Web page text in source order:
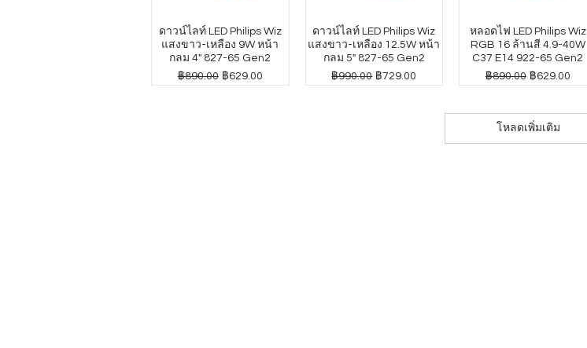
ดาวน์ไลท์ LED Philips Wiz
แสงขาว-เหลือง 9W หน้า
กลม 4" 827-65 Gen2
ราคาปกติ
฿890.00 ราคาขายลด
฿629.00
ดาวน์ไลท์ LED Philips Wiz
แสงขาว-เหลือง 12.5W หน้า
กลม 5" 827-65 Gen2
ราคาปกติ
฿990.00 ราคาขายลด
฿729.00
หลอดไฟ LED Philips Wiz
RGB 16 ล้านสี 4.9-40W
C37 E14 922-65 Gen2
ราคาปกติ
฿890.00 ราคาขายลด
฿629.00
โหลดเพิ่มเติม